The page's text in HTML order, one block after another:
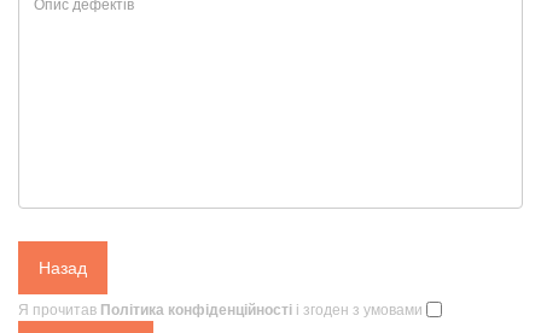
Назад
Я прочитав Політика конфіденційності і згоден з умовами